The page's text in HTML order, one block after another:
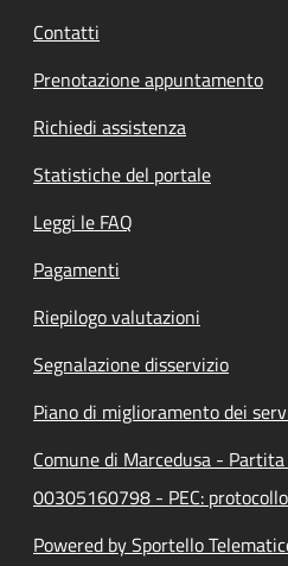
Contatti
Prenotazione appuntamento
Richiedi assistenza
Statistiche del portale
Leggi le FAQ
Pagamenti
Riepilogo valutazioni
Segnalazione disservizio
Piano di miglioramento dei
Comune di Marcedusa -
00305160798 - PEC:
Powered by Sportello